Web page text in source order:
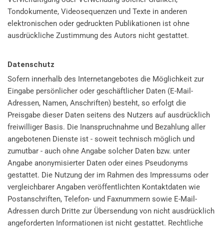
Tondokumente, Videosequenzen und Texte in anderen
elektronischen oder gedruckten Publikationen ist ohne
ausdrückliche Zustimmung des Autors nicht gestattet.
Datenschutz
Sofern innerhalb des Internetangebotes die Möglichkeit zur
Eingabe persönlicher oder geschäftlicher Daten (E-Mail-
Adressen, Namen, Anschriften) besteht, so erfolgt die
Preisgabe dieser Daten seitens des Nutzers auf ausdrücklich
freiwilliger Basis. Die Inanspruchnahme und Bezahlung aller
angebotenen Dienste ist - soweit technisch möglich und
zumutbar - auch ohne Angabe solcher Daten bzw. unter
Angabe anonymisierter Daten oder eines Pseudonyms
gestattet. Die Nutzung der im Rahmen des Impressums oder
vergleichbarer Angaben veröffentlichten Kontaktdaten wie
Postanschriften, Telefon- und Faxnummern sowie E-Mail-
Adressen durch Dritte zur Übersendung von nicht ausdrücklich
angeforderten Informationen ist nicht gestattet. Rechtliche